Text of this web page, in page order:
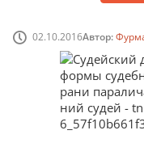
02.10.2016Автор: